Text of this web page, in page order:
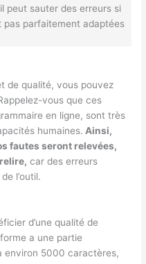
peut sauter des erreurs si
pas parfaitement adaptées
de qualité, vous pouvez
vous que ces
en ligne, sont très
humaines. Ainsi,
fautes seront relevées,
car des erreurs
l’outil.
d’une qualité de
a une partie
environ 5000 caractères,